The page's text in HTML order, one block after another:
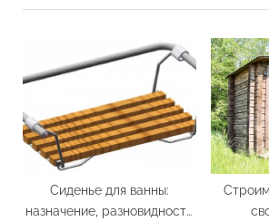
u
o
t
P
s
:
Сиденье для ванны:
назначение, разновидности